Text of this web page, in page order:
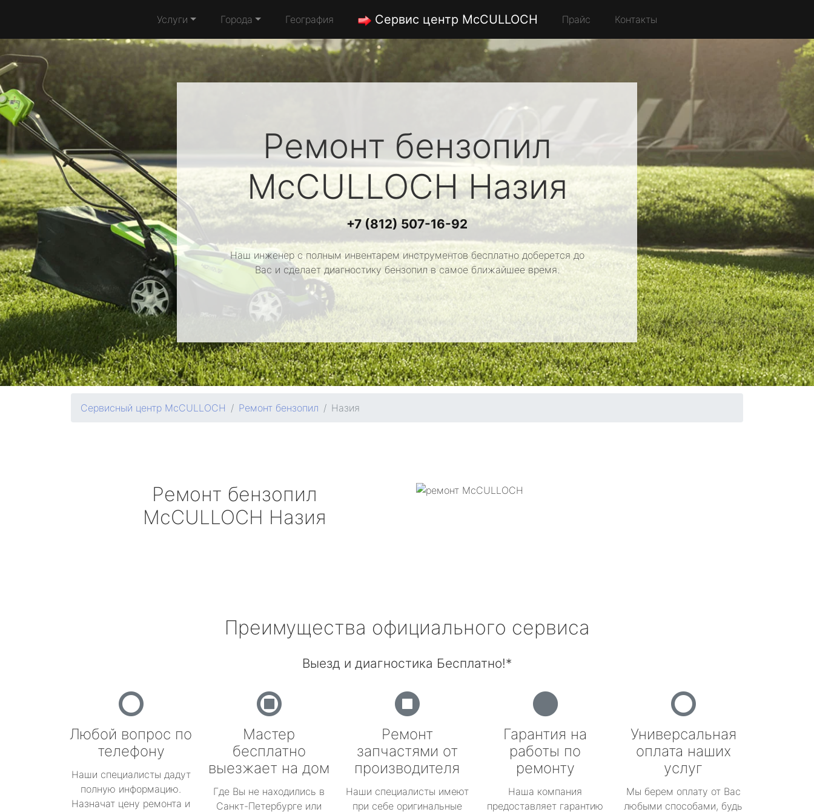
Услуги Города География Сервис центр McCULLOCH Прайс Контакты
Ремонт бензопил
McCULLOCHНазия
+7 (812) 507-16-92
Наш инженер с полным инвентарем инструментов бесплатно доберется до
Вас и сделает диагностику бензопил в самое ближайшее время.
Сервисный центр McCULLOCH Ремонт бензопил Назия
Ремонт бензопил
McCULLOCH Назия
Преимущества официального сервиса
Выезд и диагностика Бесплатно!*
Любой вопрос по
телефону
Наши специалисты дадут
полную информацию.
Назначат цену ремонта и
Мастер
бесплатно
выезжает на дом
Где Вы не находились в
Санкт-Петербурге или
Ремонт
запчастями от
производителя
Наши специалисты имеют
при себе оригинальные
Гарантия на
работы по
ремонту
Наша компания
предоставляет гарантию
Универсальная
оплата наших
услуг
Мы берем оплату от Вас
любыми способами, будь